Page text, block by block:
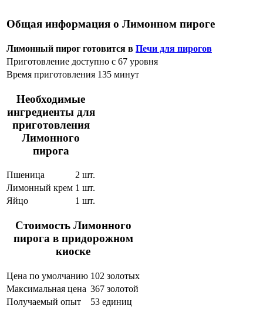
Общая информация о Лимонном пироге
Лимонный пирог готовится в Печи для пирогов
Приготовление доступно с 67 уровня
Время приготовления 135 минут
Необходимые
ингредиенты для
приготовления
Лимонного
пирога
Пшеница
2 шт.
Лимонный крем 1 шт.
Яйцо
1 шт.
Стоимость Лимонного
пирога в придорожном
киоске
Цена по умолчанию 102 золотых
Максимальная цена 367 золотой
Получаемый опыт
53 единиц